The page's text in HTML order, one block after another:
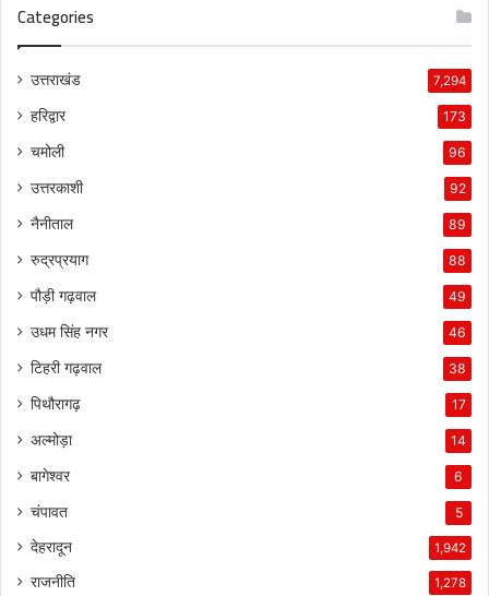
Categories
उत्तराखंड 7,294
हरिद्वार 173
चमोली 96
उत्तरकाशी 92
नैनीताल 89
रुद्रप्रयाग 88
पौड़ी गढ़वाल 49
उधम सिंह नगर 46
टिहरी गढ़वाल 38
पिथौरागढ़ 17
अल्मोड़ा 14
बागेश्वर 6
चंपावत 5
देहरादून 1,942
राजनीति 1,278